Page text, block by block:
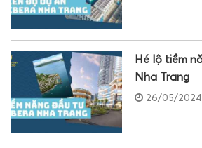
Hé lộ tiềm
Nha Trang
26/05/2024